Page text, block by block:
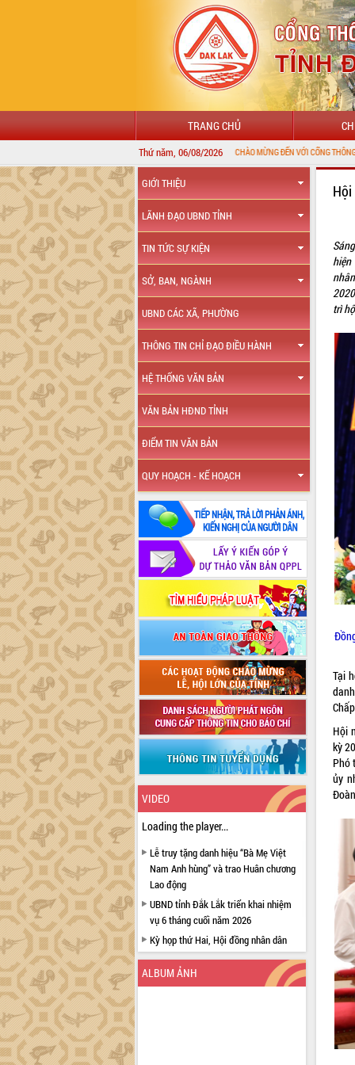
TRANG CHỦ
Thứ năm, 06/08/2026
GIỚI THIỆU
LÃNH ĐẠO UBND TỈNH
TIN TỨC SỰ KIỆN
SỞ, BAN, NGÀNH
UBND CÁC XÃ, PHƯỜNG
THÔNG TIN CHỈ ĐẠO ĐIỀU HÀNH
HỆ THỐNG VĂN BẢN
VĂN BẢN HĐND TỈNH
ĐIỂM TIN VĂN BẢN
QUY HOẠCH - KẾ HOẠCH
VIDEO
Loading the player...
Lễ truy tặng danh hiệu “Bà Mẹ Việt
Nam Anh hùng” và trao Huân chương
Lao động
UBND tỉnh Đắk Lắk triển khai nhiệm
vụ 6 tháng cuối năm 2026
Kỳ họp thứ Hai, Hội đồng nhân dân
tỉnh khóa XI quyết nghị nhiều nội dung
quan trọng
Bí thư Tỉnh ủy Lương Nguyễn Minh
ALBUM ẢNH
hiện
trì
Tại
Hội
kỳ
Phó
ủy